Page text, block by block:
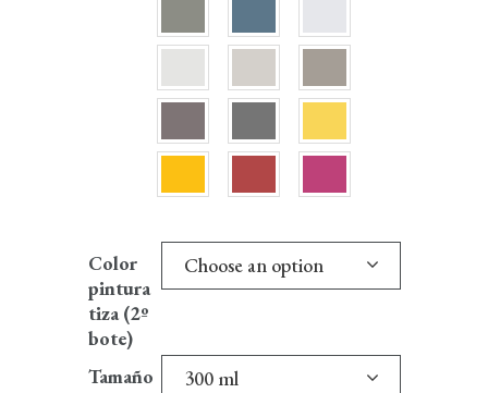
Color
pintura
tiza (2º
bote)
Choose an option
Tamaño 300 ml